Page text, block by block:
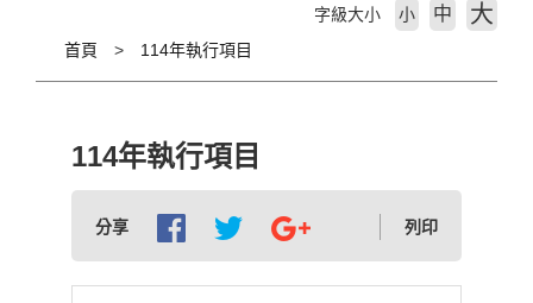
首頁 114年執行項目
字級大小 小 中 大
114年執行項目
分享 列印